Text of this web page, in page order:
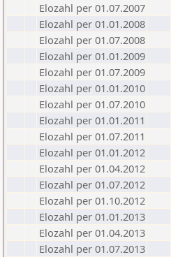
Elozahl per 01.07.2007
Elozahl per 01.01.2008
Elozahl per 01.07.2008
Elozahl per 01.01.2009
Elozahl per 01.07.2009
Elozahl per 01.01.2010
Elozahl per 01.07.2010
Elozahl per 01.01.2011
Elozahl per 01.07.2011
Elozahl per 01.01.2012
Elozahl per 01.04.2012
Elozahl per 01.07.2012
Elozahl per 01.10.2012
Elozahl per 01.01.2013
Elozahl per 01.04.2013
Elozahl per 01.07.2013